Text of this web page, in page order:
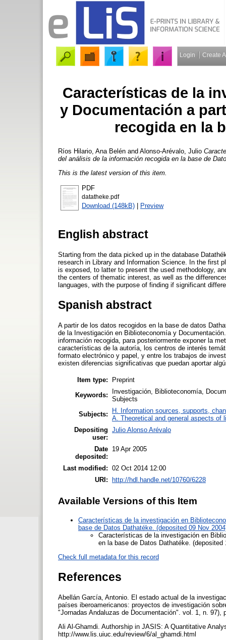
Login Create
Características de la
y Documentación a
recogida en la
Ríos Hilario, Ana Belén and Alonso-Arévalo, Julio
del análisis de la información recogida en la base de
This is the latest version of this item.
PDF
datatheke.pdf
Download (148kB) Preview
English abstract
Starting from the data picked up in the database
research in Library and Information Science. In the first
is exposed, to latter to present the used methodology,
the centers of thematic interest, as well as the
languages, with the purpose of finding if significant
Spanish abstract
A partir de los datos recogidos en la base de datos
de la Investigación en Biblioteconomía y
información recogida, para posteriormente exponer la
características de la autoría, los centros de interés
formato electrónico y papel, y entre los trabajos de
existen diferencias significativas que puedan aportar
Item type:
Preprint
Keywords:
Investigación, Biblioteconomía,
Subjects
Subjects:
H. Information sources, supports,
A. Theoretical and general aspects of
Depositing
user:
Julio Alonso Arévalo
Date
deposited:
19 Apr 2005
Last modified: 02 Oct 2014 12:00
URI: http://hdl.handle.net/10760/6228
Available Versions of this Item
Características de la investigación en
base de Datos Dathatéke. (deposited 09 Nov
Características de la investigación en
en la base de Datos Dathatéke. (deposited
Check full metadata for this record
References
Abellán García, Antonio. El estado actual de la
países iberoamericanos: proyectos de investigación
"Jornadas Andaluzas de Documentación". vol. 1, n. 97),
Ali Al-Ghamdi. Authorship in JASIS: A Quantitative
http://www.lis.uiuc.edu/review/6/al_ghamdi.html